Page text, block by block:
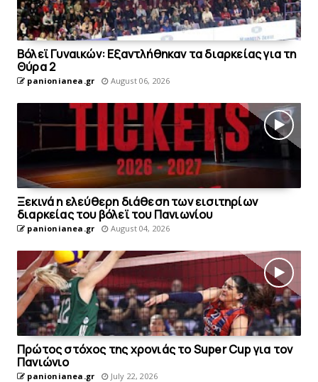
Bόλεϊ Γυναικών: Εξαντλήθηκαν τα διαρκείας για τη
Θύρα 2
panionianea.gr August 06, 2026
Ξεκινά η ελεύθερη διάθεση των εισιτηρίων
διαρκείας του βόλεϊ τoυ Πανιωνίου
panionianea.gr August 04, 2026
Πρώτος στόχος της χρονιάς το Super Cup για τον
Πανιώνιο
panionianea.gr July 22, 2026